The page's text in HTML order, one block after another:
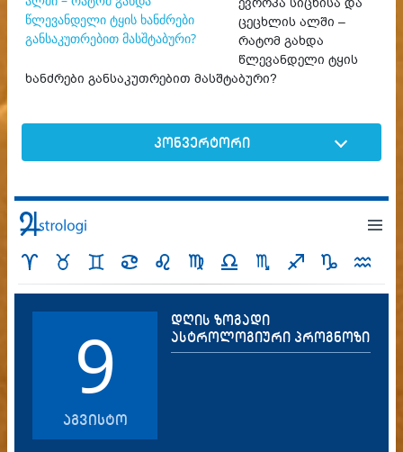
ცეცხლის ალში –
რატომ გახდა
წლევანდელი ტყის
ხანძრები განსაკუთრებით მასშტაბური?
კონვერტორი
9
აგვისტო
დღის ზოგადი
ასტროლოგიური პროგნოზი